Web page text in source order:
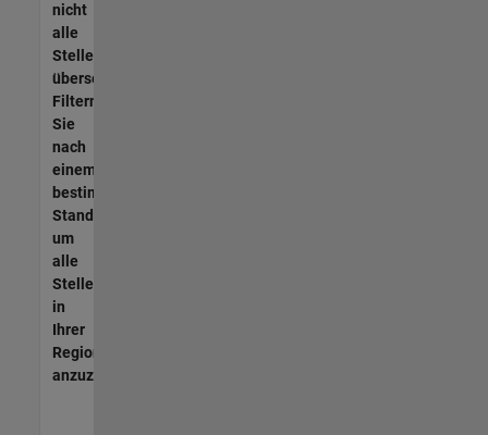
nicht
alle
Stellen
übersetzt.
Filtern
Sie
nach
einem
bestimmten
Standort,
um
alle
Stellenangebote
in
Ihrer
Region
anzuzeigen.